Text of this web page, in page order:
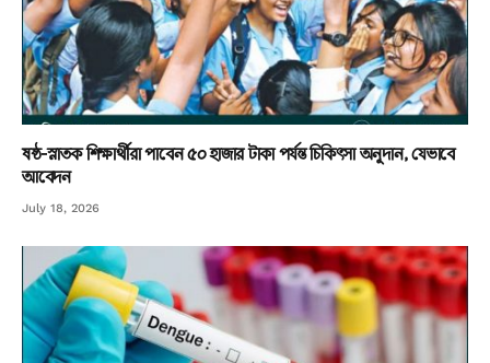
ষষ্ঠ-স্নাতক শিক্ষার্থীরা পাবেন ৫০ হাজার টাকা পর্যন্ত চিকিৎসা অনুদান, যেভাবে
আবেদন
July 18, 2026